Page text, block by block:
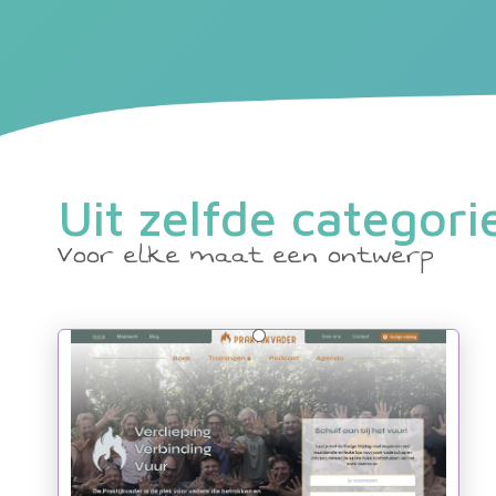
Uit zelfde
Voor elke maat een ontwerp